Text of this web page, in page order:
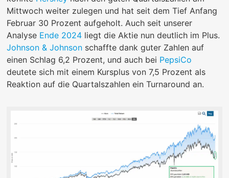
Mittwoch weiter zulegen und hat seit dem Tief Anfang
Februar 30 Prozent aufgeholt. Auch seit unserer
Analyse Ende 2024 liegt die Aktie nun deutlich im Plus.
Johnson & Johnson schaffte dank guter Zahlen auf
einen Schlag 6,2 Prozent, und auch bei PepsiCo
deutete sich mit einem Kursplus von 7,5 Prozent als
Reaktion auf die Quartalszahlen ein Turnaround an.